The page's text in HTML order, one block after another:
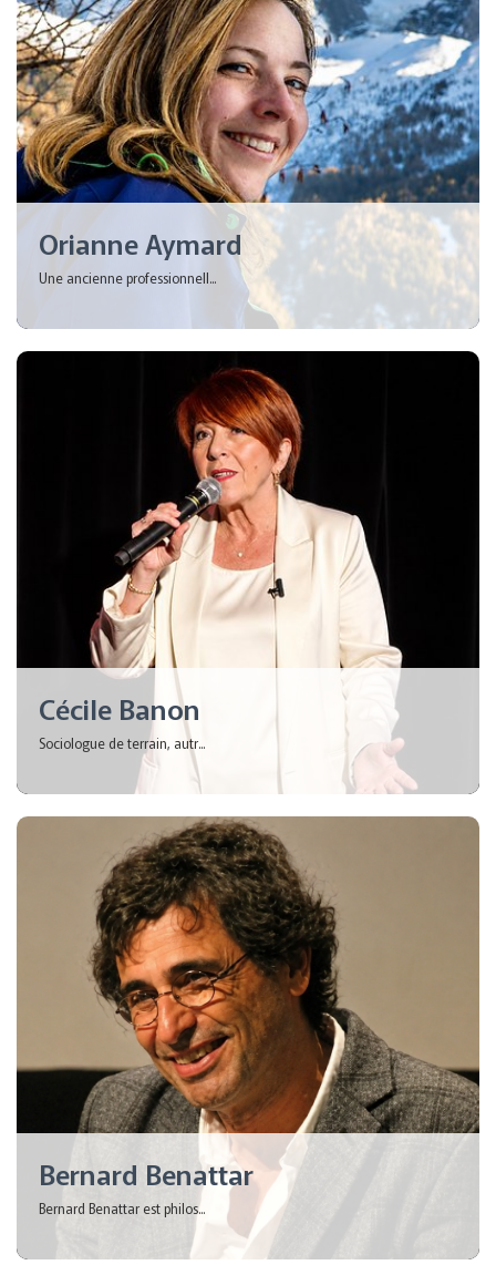
Orianne Aymard
Une ancienne professionnell...
Cécile Banon
Sociologue de terrain, autr...
Bernard Benattar
Bernard Benattar est philos...